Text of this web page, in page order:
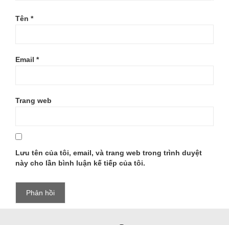
Tên *
Email *
Trang web
Lưu tên của tôi, email, và trang web trong trình duyệt
này cho lần bình luận kế tiếp của tôi.